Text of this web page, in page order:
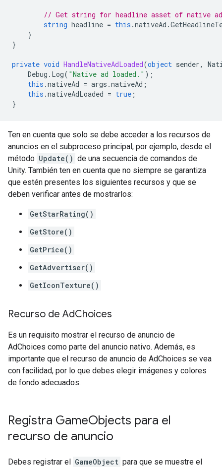
// Get string for headline asset of native
string headline = this .nativeAd .
}
}
private void HandleNativeAdLoaded(object sender,
Debug . Log( "Native ad loaded." );
this .nativeAd = args .nativeAd ;
this .nativeAdLoaded = true ;
}
Ten en cuenta que solo se debe acceder a los recursos de
anuncios en el subproceso principal, por ejemplo, desde el
método Update() de una secuencia de comandos de
Unity. También ten en cuenta que no siempre se garantiza
que estén presentes los siguientes recursos y que se
deben verificar antes de mostrarlos:
GetStarRating()
GetStore()
GetPrice()
GetAdvertiser()
GetIconTexture()
Recurso de AdChoices
Es un requisito mostrar el recurso de anuncio de
AdChoices como parte del anuncio nativo. Además, es
importante que el recurso de anuncio de AdChoices se vea
con facilidad, por lo que debes elegir imágenes y colores
de fondo adecuados.
Registra GameObjects para el
recurso de anuncio
Debes registrar el GameObject para que se muestre el